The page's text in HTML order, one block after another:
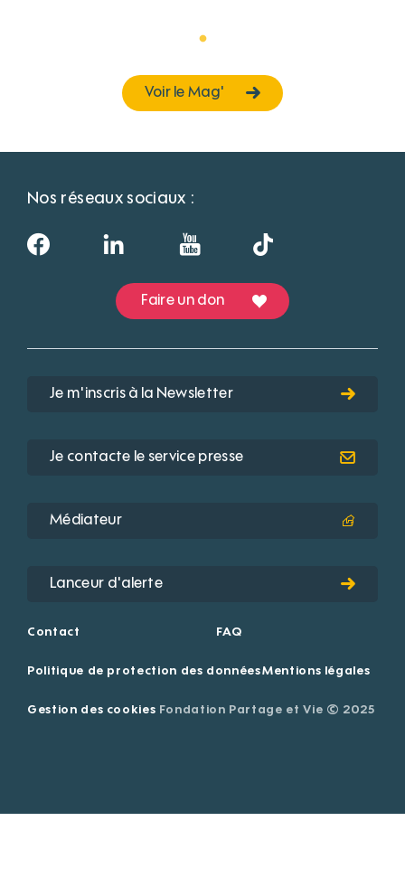
Voir le Mag'
Nos réseaux sociaux :
Faire un don
Je m'inscris à la Newsletter
Je contacte le service presse
Médiateur
Lanceur d'alerte
Contact FAQ
Politique de protection des donnéesMentions légales
Gestion des cookies Fondation Partage et Vie © 2025